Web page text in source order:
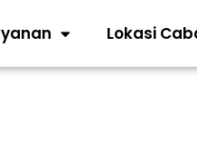
Lokasi